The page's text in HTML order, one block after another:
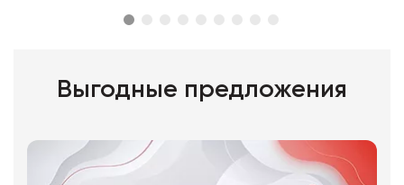
Выгодные предложения